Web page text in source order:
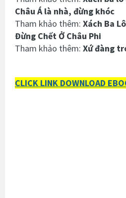
Châu Á là nhà, đừng khóc
Tham khảo thêm: Xách Ba
Đừng Chết Ở Châu Phi
Tham khảo thêm: Xứ đàng
CLICK LINK DOWNLOAD